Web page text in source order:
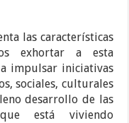
las características
exhortar a esta
impulsar iniciativas
sociales, culturales
desarrollo de las
está viviendo